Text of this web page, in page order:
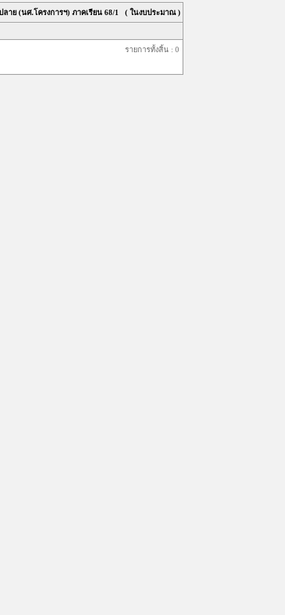
าย (นศ.โครงการฯ) ภาคเรียน 68/1 ( ในงบประมาณ )
รายการทั้งสิ้น : 0